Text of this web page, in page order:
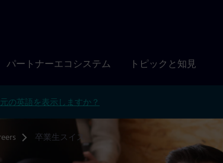
パートナーエコシステム トピックと知見
元の英語を表示しますか？
卒業生スイス